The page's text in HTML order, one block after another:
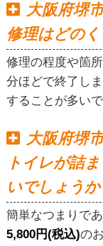
大阪府堺
修理はどの
修理の程度や箇
分ほどで終了し
することが多いで
大阪府堺
トイレが詰
いでしょうか
簡単なつまりで
5,800円(税込)の